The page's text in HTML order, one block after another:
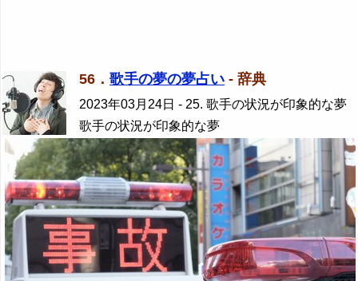
56． 歌手の夢の夢占い - 辞典
2023年03月24日 - 25. 歌手の状況が印象的な夢
歌手の状況が印象的な夢